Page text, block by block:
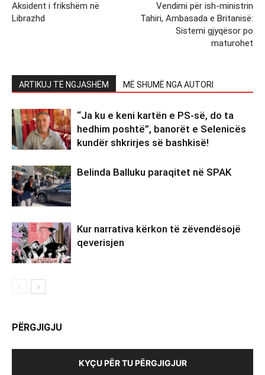
Aksident i frikshëm në
Librazhd
Vendimi për ish-ministrin
Tahiri, Ambasada e Britanisë:
Sistemi gjyqësor po
maturohet
ARTIKUJ TË NGJASHËM MË SHUMË NGA AUTORI
“Ja ku e keni kartën e PS-së, do ta
hedhim poshtë”, banorët e Selenicës
kundër shkrirjes së bashkisë!
Belinda Balluku paraqitet në SPAK
Kur narrativa kërkon të zëvendësojë
qeverisjen
PËRGJIGJU
KYÇU PËR TU PËRGJIGJUR